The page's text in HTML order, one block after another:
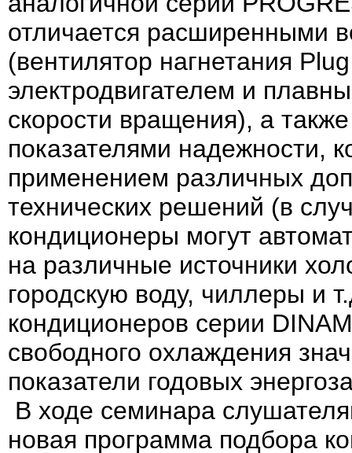
отличается расширенными
(вентилятор нагнетания
электродвигателем и
скорости вращения), а
показателями надежности,
применением различных
технических решений (в
кондиционеры могут
на различные источники
городскую воду, чиллеры и
кондиционеров серии
свободного охлаждения
показатели годовых
В ходе семинара
новая программа подбора